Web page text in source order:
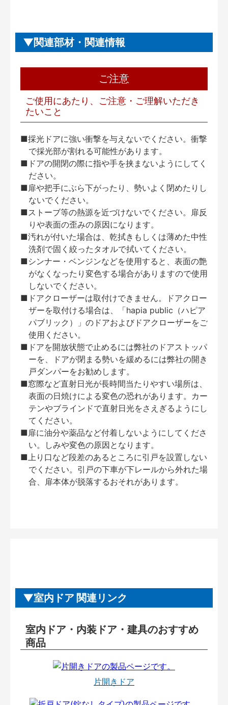
関連部材・関連情報
ご注意
ご使用にあたり、ご注意・ご理解いただき
たいこと
■採光ドアに強い衝撃を与えないでください。衝撃
で採光部が割れる可能性があります。
■ドアの開閉の際に指や手を挟まないようにしてく
ださい。
■扉や把手にぶら下がったり、勢いよく閉めたりし
ないでください。
■ストーブ等の熱源を近づけないでください。扉反
りや表面の歪みの原因になります。
■汚れが付いた場合は、乾拭きもしくは薄めた中性
洗剤で固く絞ったタオルで拭いてください。
■シンナー・ベンジンなどを使用すると、表面の艶
がなくなったり変色する場合がありますので使用
しないでください。
■ドアクローザーは取付けできません。ドアクロー
ザーを取付ける場合は、「hapia public（ハピア
パブリック）」のドアおよびドアクローザーをご
使用ください。
■ドアを開放状態で止めるには弊社のドアストッパ
ーを、ドアが閉まる勢いを緩めるには弊社の開き
戸ダンパーをお勧めします。
■窓際など直射日光が長時間当たりやすい場所は、
表面の日焼けによる変色の恐れがあります。カー
テンやブラインドで直射日光をさえぎるようにし
てください。
■扉に油分や薬品など付着しないようにしてくださ
い。しみや変色の原因となります。
■上り口など段差のあるところに引戸を設置しない
でください。引戸の下車が下レールから外れた場
合、扉本体が脱落するおそれがあります。
室内ドア 関連リンク
室内ドア・内装ドア・建具のおすすめ
商品
片開きドア